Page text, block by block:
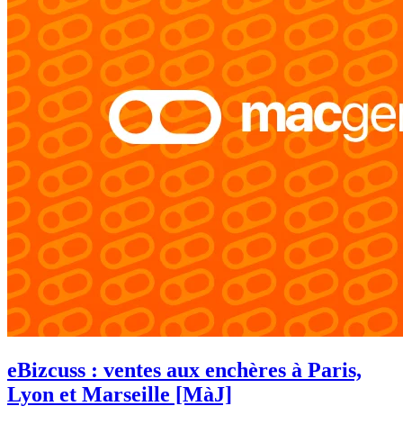
eBizcuss : ventes aux enchères à Paris,
Lyon et Marseille [MàJ]